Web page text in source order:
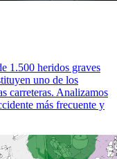
1.500 heridos graves
uno de los
carreteras. Analizamos
más frecuente y